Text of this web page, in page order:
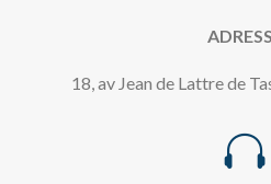
18, av Jean de Lattre de
